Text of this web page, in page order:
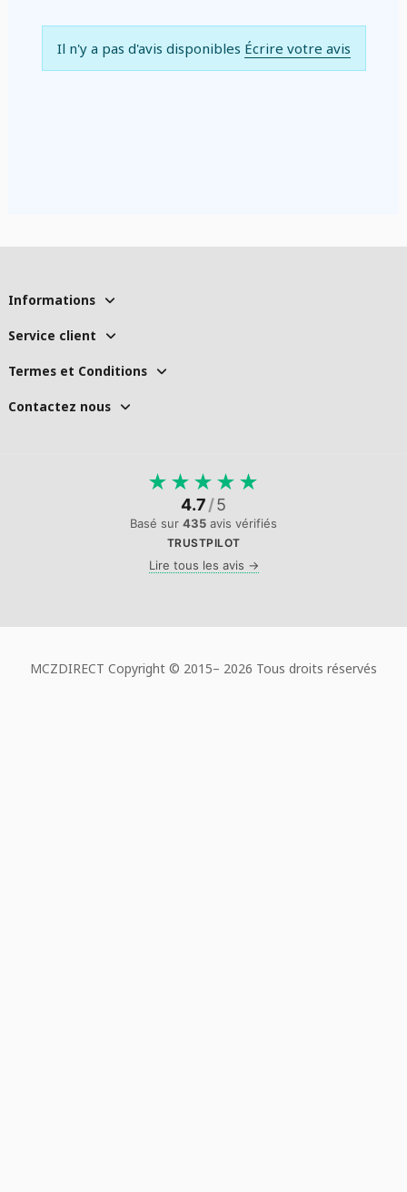
Il n'y a pas d'avis disponibles Écrire votre avis
Informations
Service client
Termes et Conditions
Contactez nous
★ ★ ★ ★ ★
4.7/5
Basé sur 435 avis vérifiés
TRUSTPILOT
Lire tous les avis →
MCZDIRECT Copyright © 2015– 2026 Tous droits réservés